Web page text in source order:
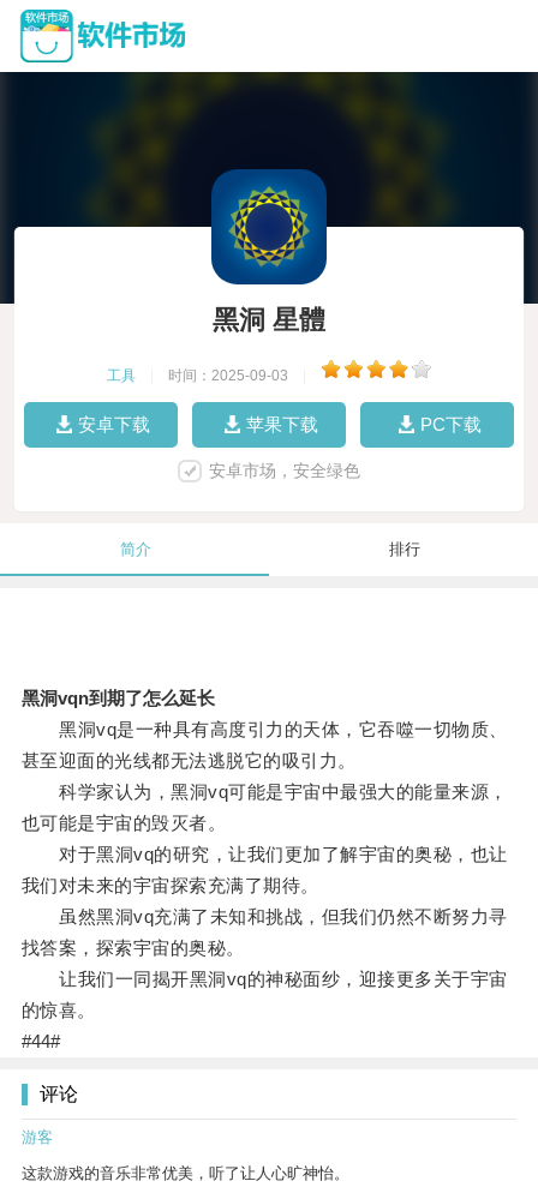
黑洞 星體
工具 时间：2025-09-03
安卓下载 苹果下载 PC下载
安卓市场，安全绿色
简介 排行
黑洞vqn到期了怎么延长
黑洞vq是一种具有高度引力的天体，它吞噬一切物质、
甚至迎面的光线都无法逃脱它的吸引力。
科学家认为，黑洞vq可能是宇宙中最强大的能量来源，
也可能是宇宙的毁灭者。
对于黑洞vq的研究，让我们更加了解宇宙的奥秘，也让
我们对未来的宇宙探索充满了期待。
虽然黑洞vq充满了未知和挑战，但我们仍然不断努力寻
找答案，探索宇宙的奥秘。
让我们一同揭开黑洞vq的神秘面纱，迎接更多关于宇宙
的惊喜。
#44#
评论
游客
这款游戏的音乐非常优美，听了让人心旷神怡。